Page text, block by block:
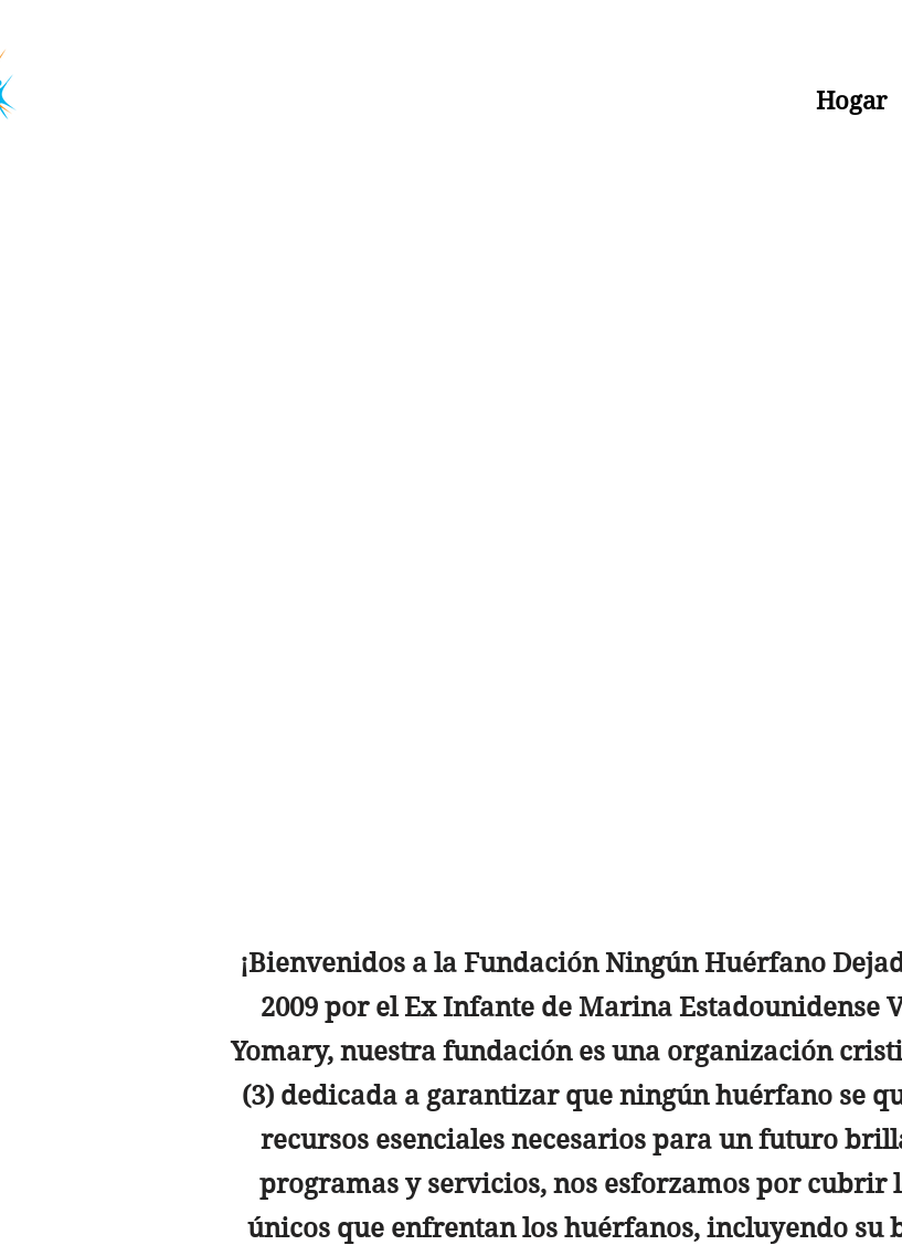
Hogar
¡Bienvenidos a la Fundación Ningún Huérfano
2009 por el Ex Infante de Marina Estadounidense
Yomary, nuestra fundación es una organización
(3) dedicada a garantizar que ningún huérfano se
recursos esenciales necesarios para un futuro
programas y servicios, nos esforzamos por cubrir
únicos que enfrentan los huérfanos, incluyendo su